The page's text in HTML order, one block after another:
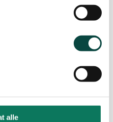
allehageeiere vil du få en